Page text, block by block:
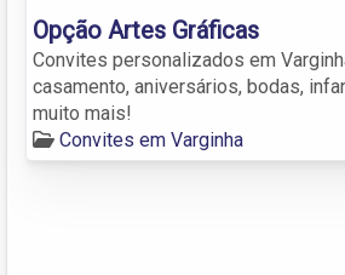
Opção Artes Gráficas
Convites personalizados em
casamento, aniversários, bodas,
muito mais!
Convites em Varginha